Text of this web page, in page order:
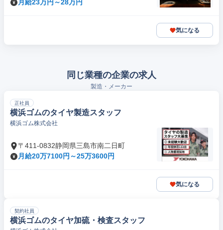
月給23万円～28万円
気になる
同じ業種の企業の求人
製造・メーカー
正社員
横浜ゴムのタイヤ製造スタッフ
横浜ゴム株式会社
〒411-0832静岡県三島市南二日町
月給20万7100円～25万3600円
気になる
契約社員
横浜ゴムのタイヤ加硫・検査スタッフ